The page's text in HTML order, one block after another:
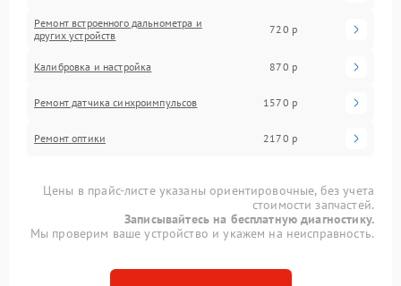
Ремонт встроенного дальнометра и
других устройств
720 р
Калибровка и настройка 870 р
Ремонт датчика синхроимпульсов 1570 р
Ремонт оптики 2170 р
Цены в прайс-листе указаны ориентировочные, без учета
стоимости запчастей.
Записывайтесь на бесплатную диагностику.
Мы проверим ваше устройство и укажем на неисправность.